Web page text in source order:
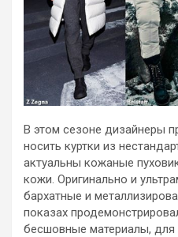
В этом сезоне дизайнеры
носить куртки из
актуальны кожаные
кожи. Оригинально и
бархатные и
показах
бесшовные материалы,